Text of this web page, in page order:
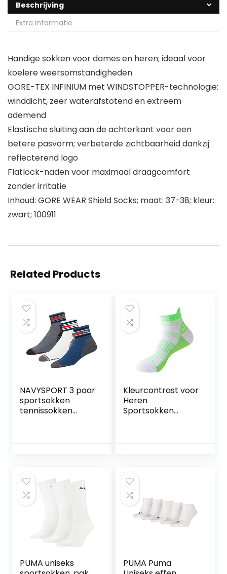
Beschrijving
Extra informatie
Handige sokken voor dames en heren; ideaal voor
koelere weersomstandigheden
GORE-TEX INFINIUM met WINDSTOPPER-technologie:
winddicht, zeer waterafstotend en extreem
ademend
Elastische sluiting aan de achterkant voor een
betere pasvorm; verbeterde zichtbaarheid dankzij
reflecterend logo
Flatlock-naden voor maximaal draagcomfort
zonder irritatie
Inhoud: GORE WEAR Shield Socks; maat: 37-38; kleur:
zwart; 100911
Related Products
NAVYSPORT 3 paar
sportsokken
tennissokken
Kleurcontrast voor
Heren
Sportsokken
PUMA uniseks
PUMA Puma